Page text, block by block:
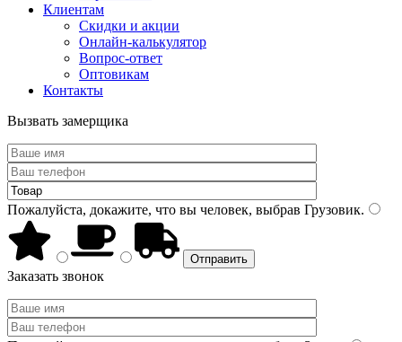
Клиентам
Скидки и акции
Онлайн-калькулятор
Вопрос-ответ
Оптовикам
Контакты
Вызвать замерщика
Пожалуйста, докажите, что вы человек, выбрав Грузовик.
Заказать звонок